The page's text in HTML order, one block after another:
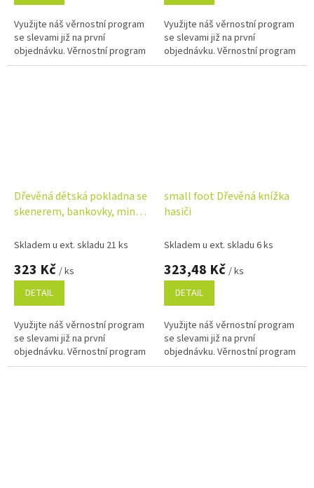
Využijte náš věrnostní program
se slevami již na první
objednávku. Věrnostní program
Využijte náš věrnostní program
se slevami již na první
objednávku. Věrnostní program
Dřevěná dětská pokladna se
skenerem, bankovky, mince,
Skladem u ext. skladu 21 ks
323 Kč / ks
DETAIL
Využijte náš věrnostní program
se slevami již na první
objednávku. Věrnostní program
small foot Dřevěná knížka
hasiči
Skladem u ext. skladu 6 ks
323,48 Kč / ks
DETAIL
Využijte náš věrnostní program
se slevami již na první
objednávku. Věrnostní program